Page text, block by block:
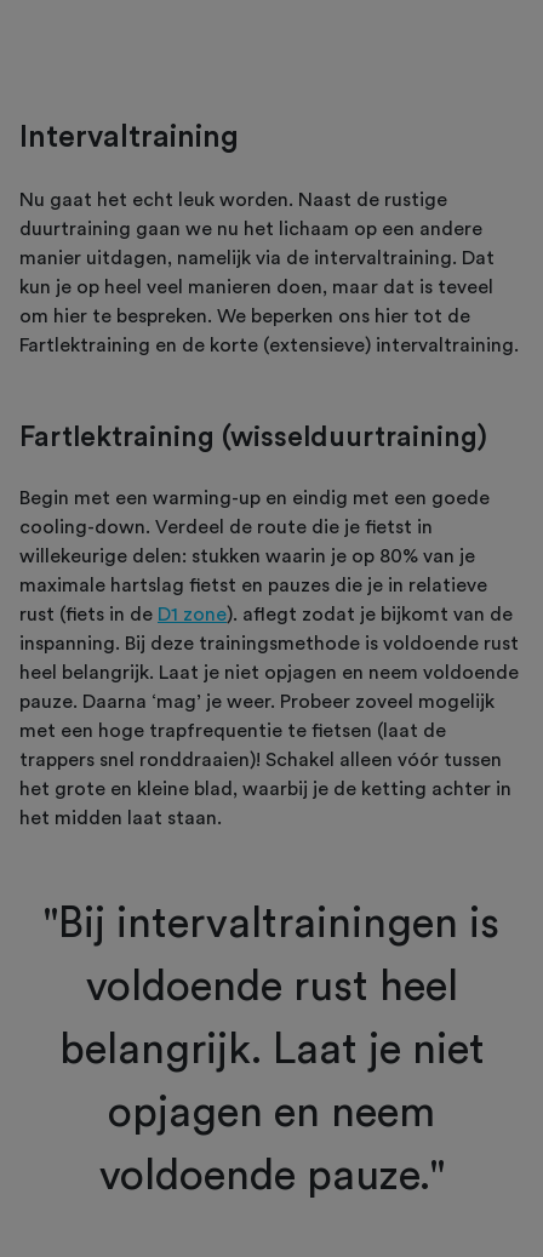
Intervaltraining
Nu gaat het echt leuk worden. Naast de rustige
duurtraining gaan we nu het lichaam op een andere
manier uitdagen, namelijk via de intervaltraining. Dat
kun je op heel veel manieren doen, maar dat is teveel
om hier te bespreken. We beperken ons hier tot de
Fartlektraining en de korte (extensieve) intervaltraining.
Fartlektraining (wisselduurtraining)
Begin met een warming-up en eindig met een goede
cooling-down. Verdeel de route die je fietst in
willekeurige delen: stukken waarin je op 80% van je
maximale hartslag fietst en pauzes die je in relatieve
rust (fiets in de D1 zone). aflegt zodat je bijkomt van de
inspanning. Bij deze trainingsmethode is voldoende rust
heel belangrijk. Laat je niet opjagen en neem voldoende
pauze. Daarna ‘mag’ je weer. Probeer zoveel mogelijk
met een hoge trapfrequentie te fietsen (laat de
trappers snel ronddraaien)! Schakel alleen vóór tussen
het grote en kleine blad, waarbij je de ketting achter in
het midden laat staan.
"Bij intervaltrainingen is
voldoende rust heel
belangrijk. Laat je niet
opjagen en neem
voldoende pauze."